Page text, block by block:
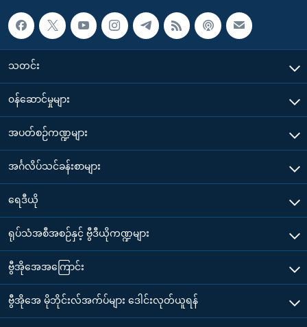
သတင်း
၀န်ဆောင်မှုများ
အပတ်စဉ်ကဏ္ဍများ
အင်္ဂလိပ်သင်ခန်းစာများ
ရေဒီယို
ရုပ်သံအစီအစဉ်နှင့် ဗွီဒီယိုကဏ္ဍများ
ဗွီအိုအေအကြောင်း
ဗွီအိုအေ မိုဘိုင်းလ်အက်ပ်များ ဒေါင်းလုတ်ယူရန်